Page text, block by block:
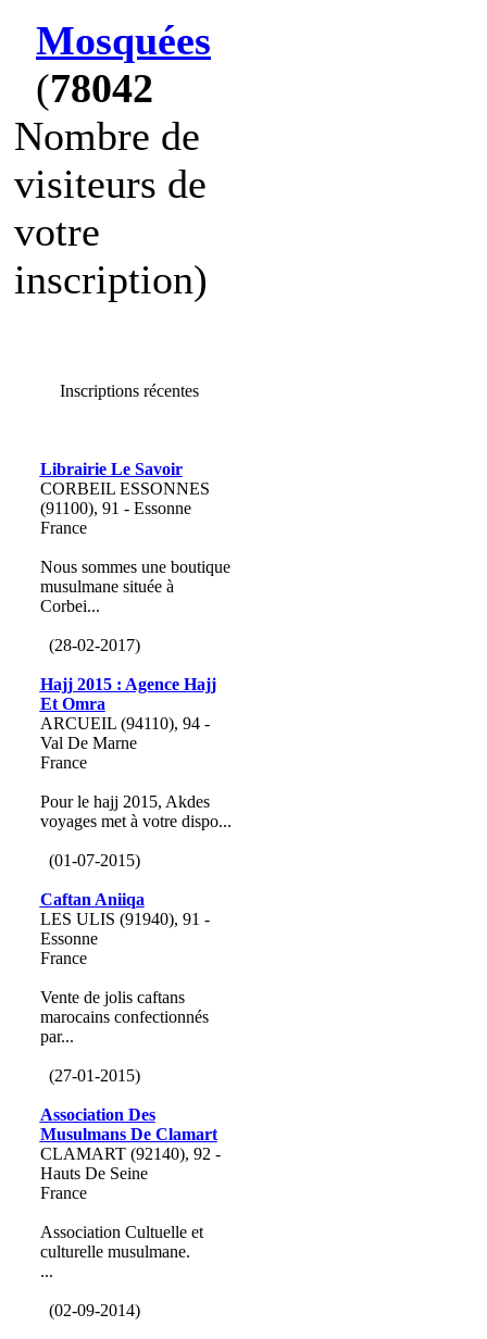
Mosquées
(78042
Nombre de
visiteurs de
votre
inscription)
Inscriptions récentes
Librairie Le Savoir
CORBEIL ESSONNES
(91100), 91 - Essonne
France
Nous sommes une boutique
musulmane située à
Corbei...
(28-02-2017)
Hajj 2015 : Agence Hajj
Et Omra
ARCUEIL (94110), 94 -
Val De Marne
France
Pour le hajj 2015, Akdes
voyages met à votre dispo...
(01-07-2015)
Caftan Aniiqa
LES ULIS (91940), 91 -
Essonne
France
Vente de jolis caftans
marocains confectionnés
par...
(27-01-2015)
Association Des
Musulmans De Clamart
CLAMART (92140), 92 -
Hauts De Seine
France
Association Cultuelle et
culturelle musulmane.
...
(02-09-2014)